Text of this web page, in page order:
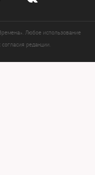
Любое использование
редакции.